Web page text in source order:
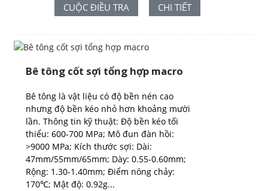
CUỘC ĐIỀU TRA CHI TIẾT
Bê tông cốt sợi tổng hợp macro
Bê tông là vật liệu có độ bền nén cao
nhưng độ bền kéo nhỏ hơn khoảng mười
lần. Thông tin kỹ thuật: Độ bền kéo tối
thiểu: 600-700 MPa; Mô đun đàn hồi:
>9000 MPa; Kích thước sợi: Dài:
47mm/55mm/65mm; Dày: 0.55-0.60mm;
Rộng: 1.30-1.40mm; Điểm nóng chảy:
170℃; Mật độ: 0.92g...